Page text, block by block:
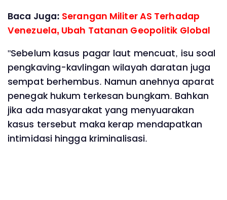
Baca Juga: Serangan Militer AS Terhadap
Venezuela, Ubah Tatanan Geopolitik Global
"Sebelum kasus pagar laut mencuat, isu soal
pengkaving-kavlingan wilayah daratan juga
sempat berhembus. Namun anehnya aparat
penegak hukum terkesan bungkam. Bahkan
jika ada masyarakat yang menyuarakan
kasus tersebut maka kerap mendapatkan
intimidasi hingga kriminalisasi.